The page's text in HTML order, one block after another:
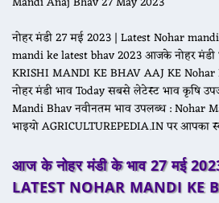
नोहर मंडी 27 मई 2023 | Latest Nohar
mandi ke latest bhav 2023 आजके नोहर
KRISHI MANDI KE BHAV AAJ KE
नोहर मंडी भाव Today सबसे लेटेस्ट भाव कृषि
Mandi Bhav नवीनतम भाव उपलब्ध : Nohar
भाइयो AGRICULTUREPEDIA.IN पर आपका
आज के नोहर मंडी के भाव 27 मई
LATEST NOHAR MANDI KE